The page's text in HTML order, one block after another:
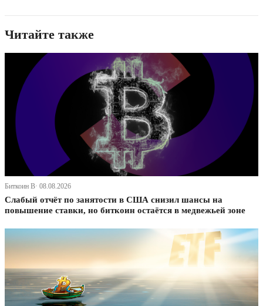
Читайте также
Биткоин В· 08.08.2026
Слабый отчёт по занятости в США снизил шансы на
повышение ставки, но биткоин остаётся в медвежьей зоне